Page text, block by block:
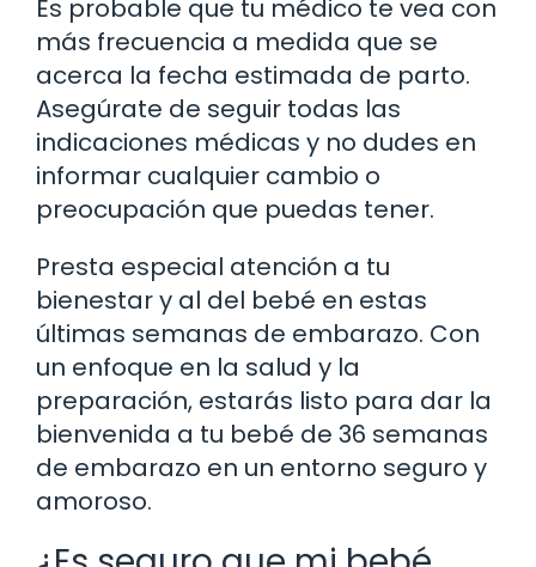
Es probable que tu médico te vea con
más frecuencia a medida que se
acerca la fecha estimada de parto.
Asegúrate de seguir todas las
indicaciones médicas y no dudes en
informar cualquier cambio o
preocupación que puedas tener.
Presta especial atención a tu
bienestar y al del bebé en estas
últimas semanas de embarazo. Con
un enfoque en la salud y la
preparación, estarás listo para dar la
bienvenida a tu bebé de 36 semanas
de embarazo en un entorno seguro y
amoroso.